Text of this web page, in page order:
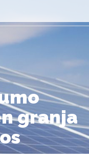
granja